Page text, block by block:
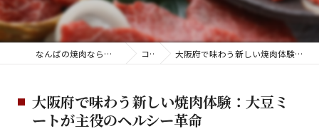
なんばの焼肉ならホルモン焼肉 七福 難波店 コラム 大阪府で味わう新しい焼肉体験：大豆ミートが主役のヘルシー革命
大阪府で味わう新しい焼肉体験：大豆ミ
ートが主役のヘルシー革命